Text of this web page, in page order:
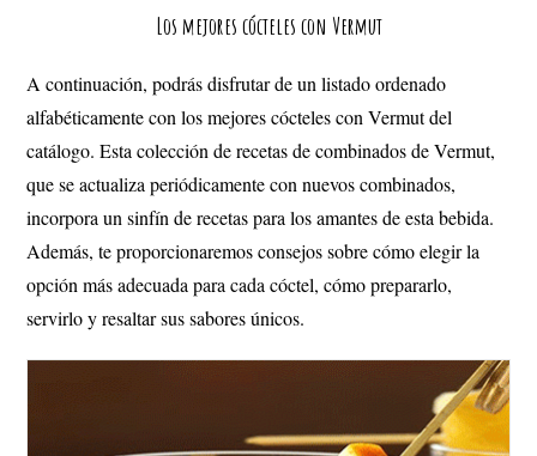
Los mejores cócteles con Vermut
A continuación, podrás disfrutar de un listado ordenado
alfabéticamente con los mejores cócteles con Vermut del
catálogo. Esta colección de recetas de combinados de Vermut,
que se actualiza periódicamente con nuevos combinados,
incorpora un sinfín de recetas para los amantes de esta bebida.
Además, te proporcionaremos consejos sobre cómo elegir la
opción más adecuada para cada cóctel, cómo prepararlo,
servirlo y resaltar sus sabores únicos.